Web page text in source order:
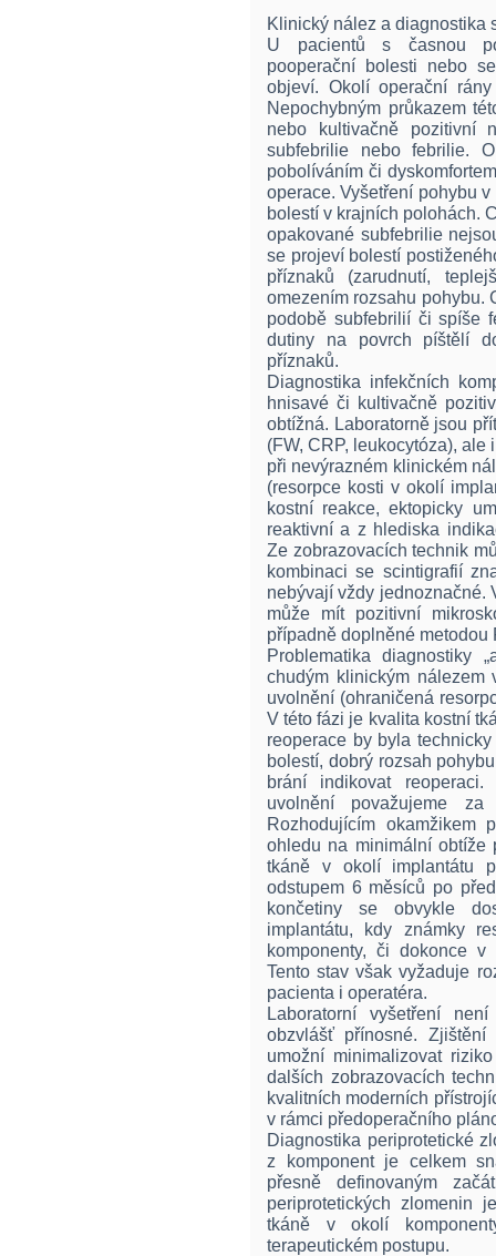
Klinický nález a diagnostika
U pacientů s časnou
pooperační bolesti nebo
objeví. Okolí operační
Nepochybným průkazem
nebo kultivačně pozitivní
subfebrilie nebo febrilie.
pobolíváním či
operace. Vyšetření pohybu
bolestí v krajních polohách.
opakované subfebrilie
se projeví bolestí
příznaků (zarudnutí,
omezením rozsahu pohybu.
podobě subfebrilií či spíše
dutiny na povrch píštělí
příznaků.
Diagnostika infekčních
hnisavé či kultivačně
obtížná. Laboratorně jsou
(FW, CRP, leukocytóza),
při nevýrazném klinickém
(resorpce kosti v okolí
kostní reakce, ektopicky
reaktivní a z hlediska
Ze zobrazovacích technik
kombinaci se scintigrafií
nebývají vždy jednoznačné.
může mít pozitivní
případně doplněné metodou
Problematika diagnostiky
chudým klinickým
uvolnění (ohraničená
V této fázi je kvalita kostní
reoperace by byla
bolestí, dobrý rozsah
brání indikovat
uvolnění považujeme
Rozhodujícím
ohledu na minimální obtíže
tkáně v okolí implantátu
odstupem 6 měsíců po
končetiny se obvykle
implantátu, kdy známky
komponenty, či dokonce v
Tento stav však vyžaduje
pacienta i operatéra.
Laboratorní vyšetření
obzvlášť přínosné.
umožní minimalizovat
dalších zobrazovacích
kvalitních moderních
v rámci předoperačního
Diagnostika periprotetické
z komponent je celkem
přesně definovaným
periprotetických zlomenin
tkáně v okolí
terapeutickém postupu.